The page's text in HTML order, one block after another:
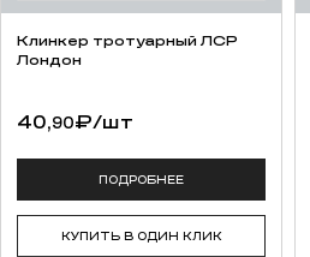
Клинкер тротуарный ЛСР
Лондон
40,90₽/шт
ПОДРОБНЕЕ
КУПИТЬ В ОДИН КЛИК